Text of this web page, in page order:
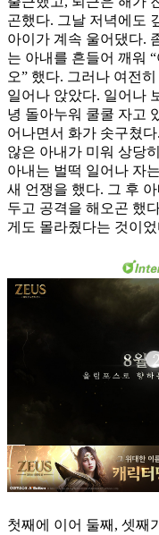
곤했다. 그날 저녁에도
아이가 계속 울어댔다.
는 아내를 흔들어 깨워
오” 했다. 그러나 여전
일어나 앉았다. 일어나
녕 돌아누워 쿨쿨 자고
어나면서 화가 솟구쳤
않은 아내가 미워 상당
아내는 벌떡 일어나 자
새 언쟁을 했다. 그 후
두고 공격을 해오곤 했
게도 몰라줬다는 것이었
첫째에 이어 둘째, 셋째